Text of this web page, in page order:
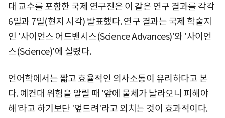
대 교수를 포함한 국제 연구진은 이 같은 연구 결과를 각각
6일과 7일(현지 시각) 발표했다. 연구 결과는 국제 학술지
인 '사이언스 어드밴시스(Science Advances)'와 '사이언
스(Science)'에 실렸다.
언어학에서는 짧고 효율적인 의사소통이 유리하다고 본
다. 예컨대 위험을 알릴 때 '앞에 물체가 날라오니 피해야
해'라고 하기보단 '엎드려'라고 외치는 것이 효과적이다.